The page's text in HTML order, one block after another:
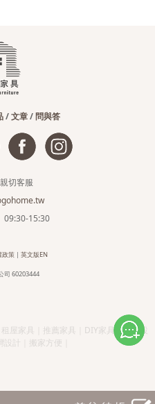
/文章/ 問與答
切客服
09:30-15:30
政策 | 英文版EN
司 60203444
屋家具｜推薦家具｜DIY家具｜簡約設
設計｜搬家方便｜